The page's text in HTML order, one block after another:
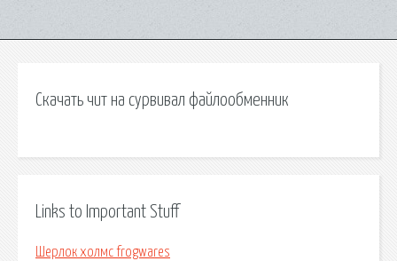
Скачать чит на сурвивал файлообменник
Links to Important Stuff
Шерлок холмс frogwares